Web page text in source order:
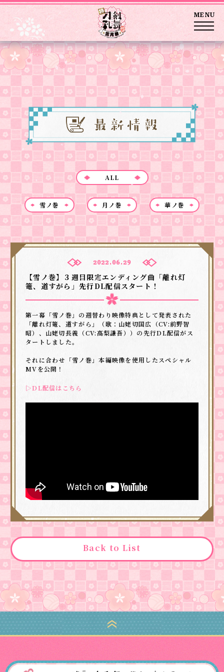
MENU
ALL
雪ノ巻 月ノ巻 華ノ巻
2022.06.29
【雪ノ巻】３週目限定エンディング曲「離れ灯
篭、道すがら」先行DL配信スタート！
第一幕「雪ノ巻」の週替わり映像特典として発表された
「離れ灯篭、道すがら」（歌：山姥切国広（CV:前野智
昭）、山姥切長義（CV:高梨謙吾））の先行DL配信がス
タートしました。
それに合わせ「雪ノ巻」本編映像を使用したスペシャル
MVを公開！
▷DL配信はこちら
Back to List